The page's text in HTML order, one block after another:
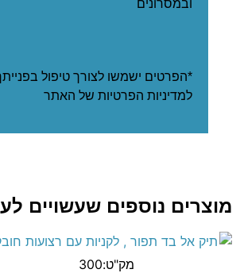
ובמסרונים
*הפרטים ישמשו לצורך טיפול
למדיניות הפרטיות של האתר
מוצרים נוספים שעשויים
מק"ט:300